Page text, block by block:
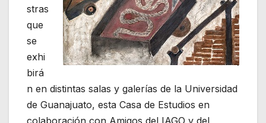
stras
que
se
exhi
birá
n en distintas salas y galerías de la Universidad
de Guanajuato, esta Casa de Estudios en